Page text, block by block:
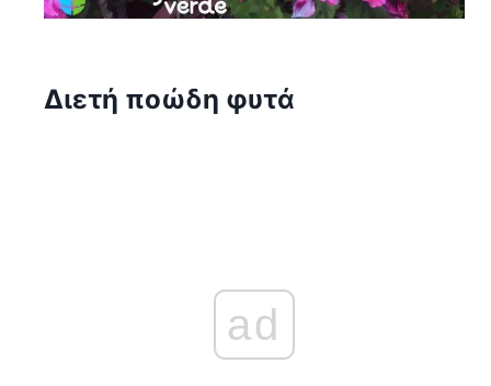
Διετή ποώδη φυτά
ad